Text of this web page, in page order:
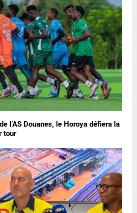
l’AS Douanes, le Horoya défiera la
tour